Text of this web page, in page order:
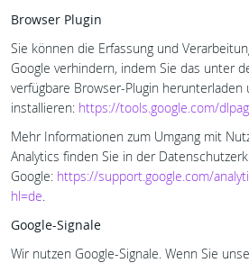
Browser Plugin
Sie können die Erfassung und
Google verhindern, indem Sie das unter
verfügbare Browser-Plugin herunterladen
installieren: https://tools.google.com/
Mehr Informationen zum Umgang mit
Analytics finden Sie in der
Google: https://support.google.com/
hl=de.
Google-Signale
Wir nutzen Google-Signale. Wenn Sie